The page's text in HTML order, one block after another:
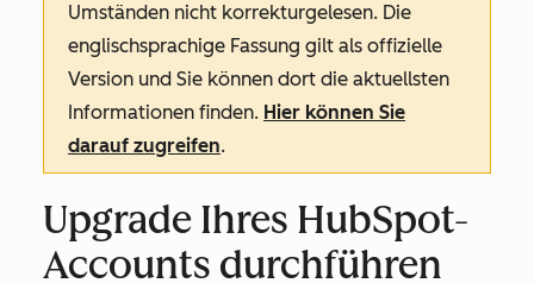
Umständen nicht korrekturgelesen. Die
englischsprachige Fassung gilt als offizielle
Version und Sie können dort die aktuellsten
Informationen finden. Hier können Sie
darauf zugreifen.
Upgrade Ihres HubSpot-
Accounts durchführen